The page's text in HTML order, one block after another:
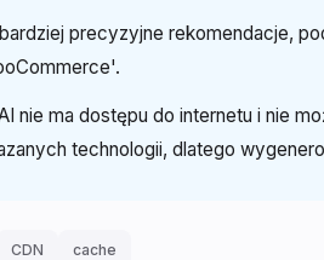
precyzyjne rekomendacje,
nie ma dostępu do internetu i nie
technologii, dlatego
CDN cache